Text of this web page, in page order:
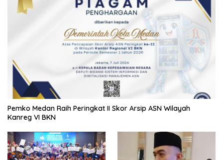
Pemko Medan Raih Peringkat II Skor Arsip ASN Wilayah
Kanreg VI BKN